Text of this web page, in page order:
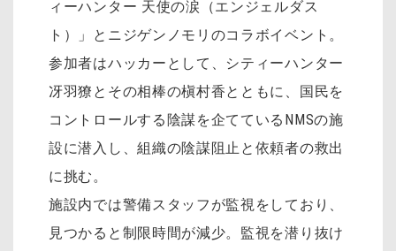
ィーハンター 天使の涙（エンジェルダス
ト）」とニジゲンノモリのコラボイベント。
参加者はハッカーとして、シティーハンター
冴羽獠とその相棒の槇村香とともに、国民を
コントロールする陰謀を企てているNMSの施
設に潜入し、組織の陰謀阻止と依頼者の救出
に挑む。
施設内では警備スタッフが監視をしており、
見つかると制限時間が減少。監視を潜り抜け